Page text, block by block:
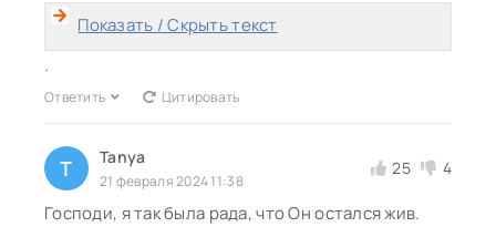
Показать / Скрыть текст
.
Ответить Цитировать
T Tanya
21 февраля 2024 11:38
25 4
Господи, я так была рада, что Он остался жив.